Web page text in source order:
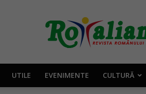
Rotalianul
UTILE EVENIMENTE CULTURĂ